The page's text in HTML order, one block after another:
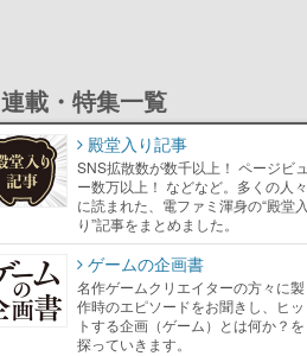
連載・特集一覧
殿堂入り記事
SNS拡散数が数千以上！ ページビュ
ー数万以上！ などなど。多くの人々
に読まれた、電ファミ渾身の“殿堂入
り”記事をまとめました。
ゲームの企画書
名作ゲームクリエイターの方々に製
作時のエピソードをお聞きし、ヒッ
トする企画（ゲーム）とは何か？を
探っていきます。